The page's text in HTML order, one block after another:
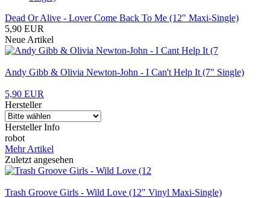
Dead Or Alive - Lover Come Back To Me (12" Maxi-Single)
5,90 EUR
Neue Artikel
Andy Gibb & Olivia Newton-John - I Can't Help It (7" Single)
5,90 EUR
Hersteller
Hersteller Info
robot
Mehr Artikel
Zuletzt angesehen
Trash Groove Girls - Wild Love (12" Vinyl Maxi-Single)